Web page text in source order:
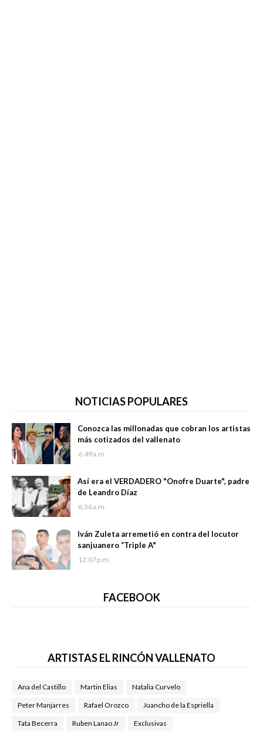
NOTICIAS POPULARES
Conozca las millonadas que cobran los artistas
más cotizados del vallenato
6:49 a.m.
Así era el VERDADERO "Onofre Duarte", padre
de Leandro Díaz
6:36 a.m.
Iván Zuleta arremetió en contra del locutor
sanjuanero “Triple A"
12:07 p.m.
FACEBOOK
ARTISTAS EL RINCÓN VALLENATO
Ana del Castillo Martin Elias Natalia Curvelo
Peter Manjarres Rafael Orozco Juancho de la Espriella
Tata Becerra Ruben Lanao Jr Exclusivas